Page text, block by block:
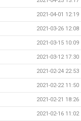
2021-04-01 12:19
2021-03-26 12:08
2021-03-15 10:09
2021-03-12 17:30
2021-02-24 22:53
2021-02-22 11:50
2021-02-21 18:26
2021-02-16 11:02